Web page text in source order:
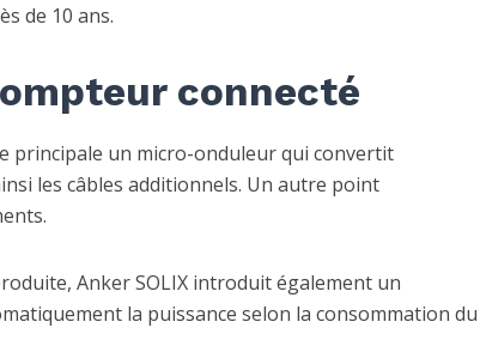
de 10 ans.
connecté
principale un micro-onduleur qui convertit
les câbles additionnels. Un autre point
Anker SOLIX introduit également un
la puissance selon la consommation du